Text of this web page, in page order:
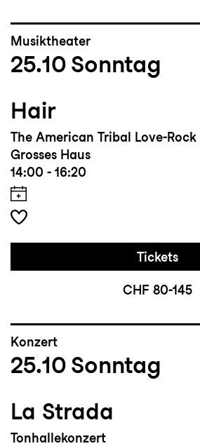
Musiktheater
25.10 Sonntag
Hair
The American Tribal Love-Rock
Grosses Haus
14:00 - 16:20
Tickets
CHF 80-145
Konzert
25.10 Sonntag
La Strada
Tonhallekonzert